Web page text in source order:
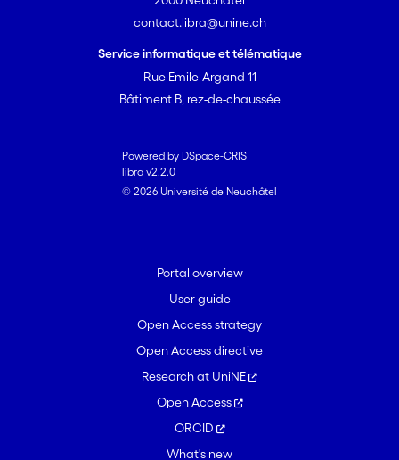
contact.libra@unine.ch
Service informatique et télématique
Rue Emile-Argand 11
Bâtiment B, rez-de-chaussée
Powered by DSpace-CRIS
libra v2.2.0
© 2026 Université de Neuchâtel
Portal overview
User guide
Open Access strategy
Open Access directive
Research at UniNE
Open Access
ORCID
What's new